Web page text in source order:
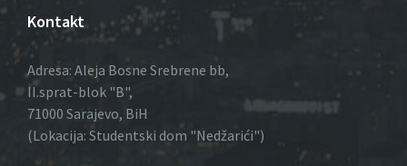
Kontakt
Adresa: Aleja Bosne Srebrene bb,
II.sprat-blok "B",
71000 Sarajevo, BiH
(Lokacija: Studentski dom "Nedžarići")